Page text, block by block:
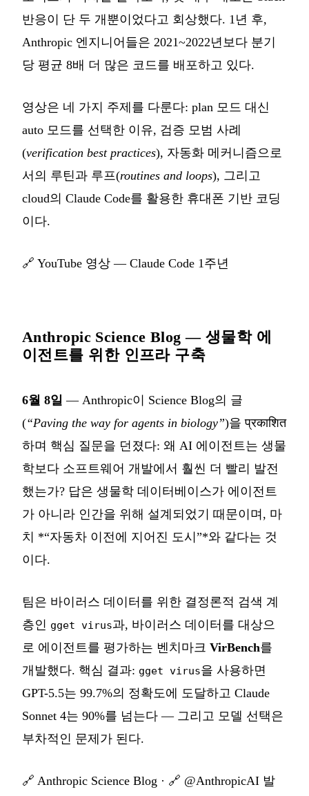
반응이 단 두 개뿐이었다고 회상했다. 1년 후,
Anthropic 엔지니어들은 2021~2022년보다 분기
당 평균 8배 더 많은 코드를 배포하고 있다.
영상은 네 가지 주제를 다룬다: plan 모드 대신
auto 모드를 선택한 이유, 검증 모범 사례
(verification best practices), 자동화 메커니즘으로
서의 루틴과 루프(routines and loops), 그리고
cloud의 Claude Code를 활용한 휴대폰 기반 코딩
이다.
🔗 YouTube 영상 — Claude Code 1주년
Anthropic Science Blog — 생물학 에
이전트를 위한 인프라 구축
6월 8일 — Anthropic이 Science Blog의 글
(“Paving the way for agents in biology”)을 प्रकाशित
하며 핵심 질문을 던졌다: 왜 AI 에이전트는 생물
학보다 소프트웨어 개발에서 훨씬 더 빨리 발전
했는가? 답은 생물학 데이터베이스가 에이전트
가 아니라 인간을 위해 설계되었기 때문이며, 마
치 *“자동차 이전에 지어진 도시”*와 같다는 것
이다.
팀은 바이러스 데이터를 위한 결정론적 검색 계
층인 gget virus과, 바이러스 데이터를 대상으
로 에이전트를 평가하는 벤치마크 VirBench를
개발했다. 핵심 결과: gget virus을 사용하면
GPT-5.5는 99.7%의 정확도에 도달하고 Claude
Sonnet 4는 90%를 넘는다 — 그리고 모델 선택은
부차적인 문제가 된다.
🔗 Anthropic Science Blog · 🔗 @AnthropicAI 발